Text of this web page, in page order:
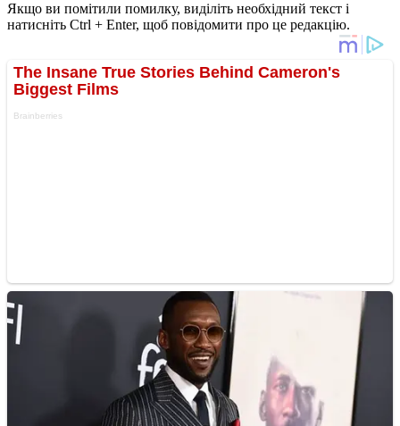
Якщо ви помітили помилку, виділіть необхідний текст і
натисніть Ctrl + Enter, щоб повідомити про це редакцію.